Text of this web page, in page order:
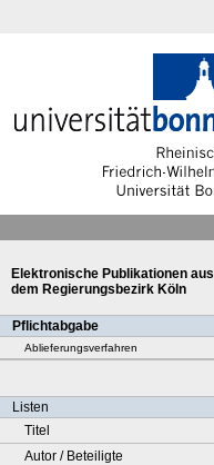
Elektronische Publikationen aus
dem Regierungsbezirk Köln
Pflichtabgabe
Ablieferungsverfahren
Listen
Titel
Autor / Beteiligte